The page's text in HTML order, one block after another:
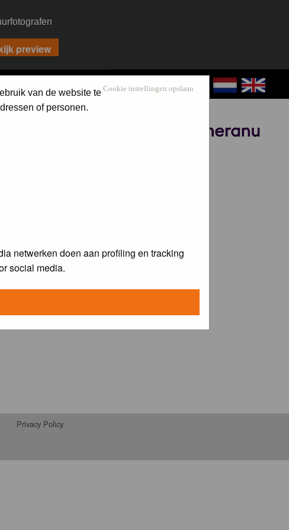
Cookie instellingen opslaan
van de website te
of personen.
netwerken doen aan profiling en tracking
social media.
Privacy Policy